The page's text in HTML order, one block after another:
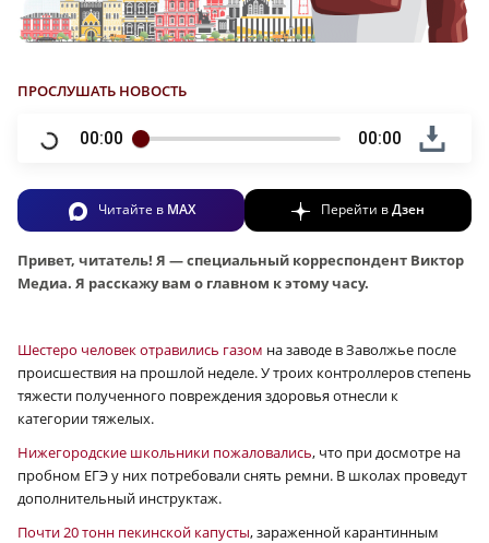
ПРОСЛУШАТЬ НОВОСТЬ
00:00 00:00
Читайте в MAX Перейти вДзен
Привет, читатель! Я — специальный корреспондент Виктор
Медиа. Я расскажу вам о главном к этому часу.
Шестеро человек отравились газом на заводе в Заволжье после
происшествия на прошлой неделе. У троих контроллеров степень
тяжести полученного повреждения здоровья отнесли к
категории тяжелых.
Нижегородские школьники пожаловались, что при досмотре на
пробном ЕГЭ у них потребовали снять ремни. В школах проведут
дополнительный инструктаж.
Почти 20 тонн пекинской капусты, зараженной карантинным